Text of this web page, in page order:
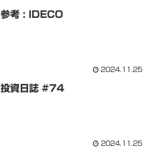
参考 : IDECO
2024.11.25
投資日誌 #74
2024.11.25